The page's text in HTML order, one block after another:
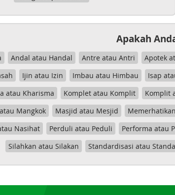
Apakah
Andal atau Handal Antre atau Antri Apotek
Ijin atau Izin Imbau atau Himbau Isap
atau Kharisma
Komplet atau Komplit Komplit
Mangkok
Masjid atau Mesjid
Nasihat
Perduli atau Peduli Performa atau
Silahkan atau Silakan
Standardisasi atau